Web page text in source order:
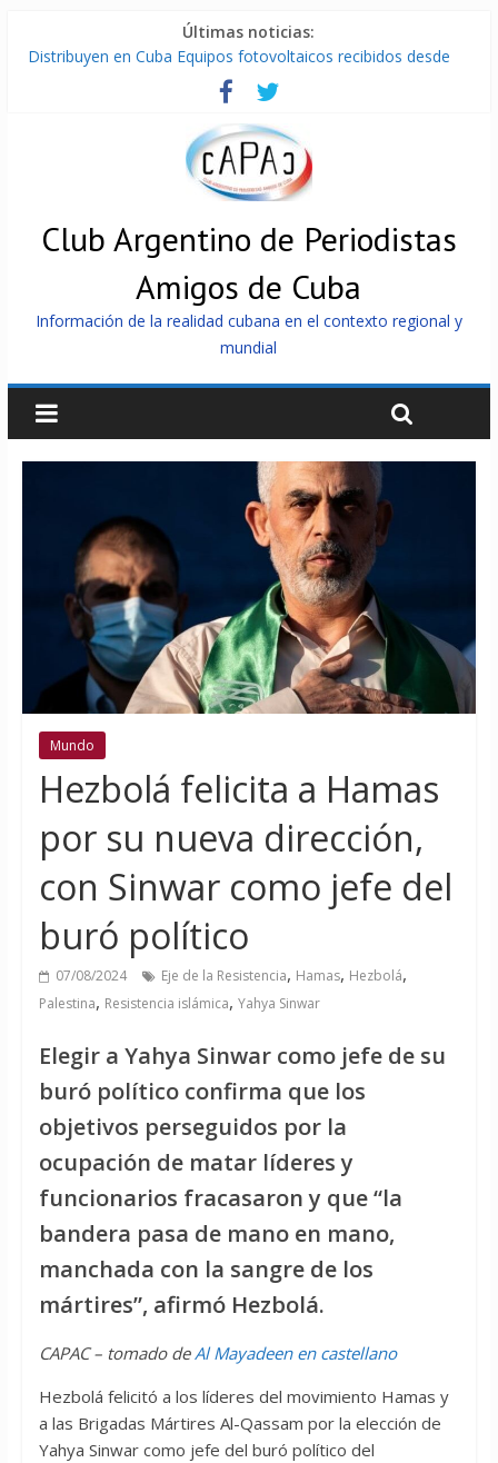
Últimas noticias:
Distribuyen en Cuba Equipos fotovoltaicos recibidos desde
La ONU condena medidas de EE.UU contra Cuba
Cuba alerta sobre doctrina militar de dominación de EEUU
Nuevas sanciones de EEUU contra Cuba apuntan a la
cooperación militar con Rusia y China
Brutal represión contra los que marchan para que no se
venda la patria
Club Argentino de Periodistas
Amigos de Cuba
Información de la realidad cubana en el contexto regional y
mundial
Mundo
Hezbolá felicita a Hamas
por su nueva dirección,
con Sinwar como jefe del
buró político
07/08/2024 Eje de la Resistencia, Hamas, Hezbolá,
Palestina, Resistencia islámica, Yahya Sinwar
Elegir a Yahya Sinwar como jefe de su
buró político confirma que los
objetivos perseguidos por la
ocupación de matar líderes y
funcionarios fracasaron y que “la
bandera pasa de mano en mano,
manchada con la sangre de los
mártires”, afirmó Hezbolá.
CAPAC – tomado deAl Mayadeen en castellano
Hezbolá felicitó a los líderes del movimiento Hamas y
a las Brigadas Mártires Al-Qassam por la elección de
Yahya Sinwar como jefe del buró político del